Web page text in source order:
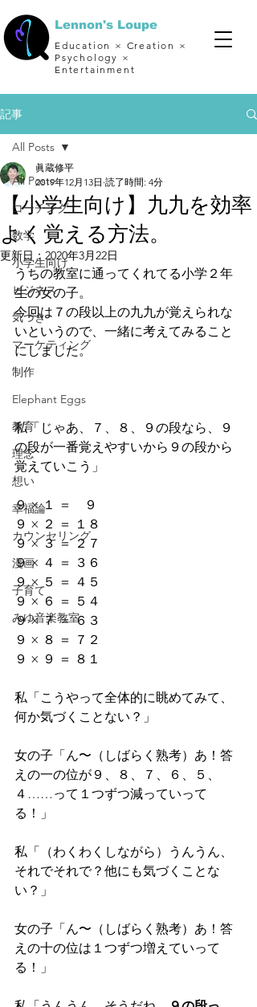
Lennon's Loupe
Education × Creation ×
Psychology ×
Entertainment
記事
All Posts
コーチング
数学
小学生向け
ビジネス
気づき
マーケティング
制作
Elephant Eggs
教育
理念
想い
幸福論
カウンセリング
漫画
子育て
みゆ音楽教室
All Posts
【小学生向け】九九を効率
よく覚える方法。
眞蔵修平
2019年12月13日 読了時間: 4分
更新日： 2020年3月22日
うちの教室に通ってくれてる小学２年
生の女の子。
今回は７の段以上の九九が覚えられな
いというので、一緒に考えてみること
にしました。
私「じゃあ、７、８、９の段なら、９
の段が一番覚えやすいから９の段から
覚えていこう」
９ × １ ＝    ９
９ × ２ ＝ １８
９ × ３ ＝ ２７
９ × ４ ＝ ３６
９ × ５ ＝ ４５
９ × ６ ＝ ５４
９ × ７ ＝ ６３
９ × ８ ＝ ７２
９ × ９ ＝ ８１
私「こうやって全体的に眺めてみて、
何か気づくことない？」
女の子「ん〜（しばらく熟考）あ！答
えの一の位が９、８、７、６、５、
４……って１つずつ減っていって
る！」
私「（わくわくしながら）うんうん、
それでそれで？他にも気づくことな
い？」
女の子「ん〜（しばらく熟考）あ！答
えの十の位は１つずつ増えていって
る！」